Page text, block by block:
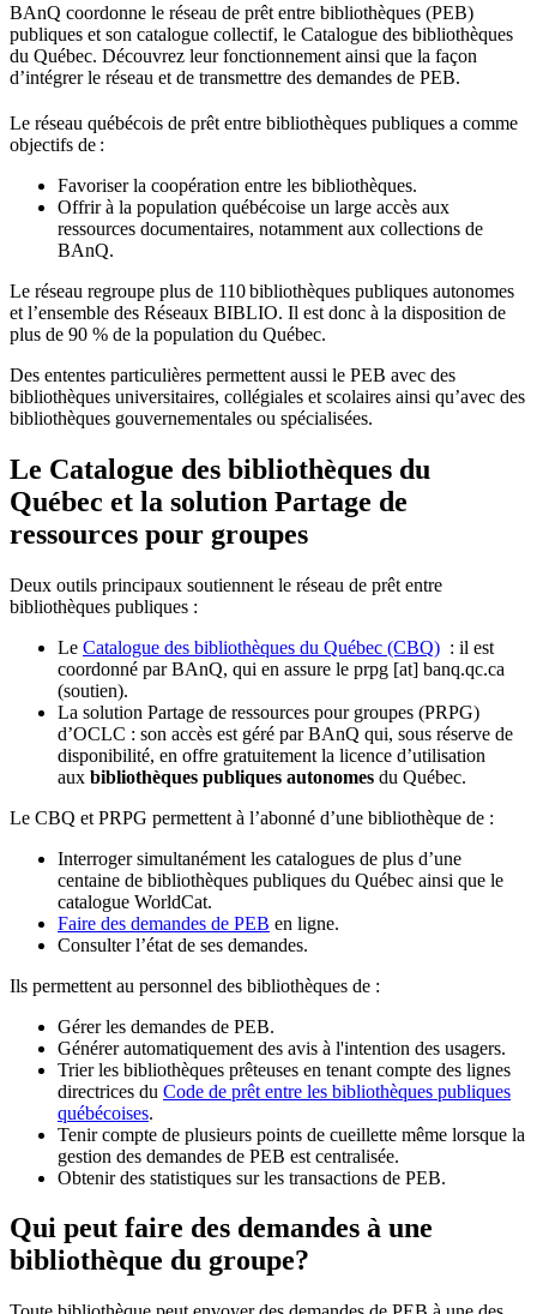
BAnQ coordonne le réseau de prêt entre bibliothèques (PEB)
publiques et son catalogue collectif, le Catalogue des bibliothèques
du Québec. Découvrez leur fonctionnement ainsi que la façon
d’intégrer le réseau et de transmettre des demandes de PEB.
Le réseau québécois de prêt entre bibliothèques publiques a comme
objectifs de :
Favoriser la coopération entre les bibliothèques.
Offrir à la population québécoise un large accès aux
ressources documentaires, notamment aux collections de
BAnQ.
Le réseau regroupe plus de 110bibliothèques publiques autonomes
et l’ensemble des Réseaux BIBLIO. Il est donc à la disposition de
plus de 90 % de la population du Québec.
Des ententes particulières permettent aussi le PEB avec des
bibliothèques universitaires, collégiales et scolaires ainsi qu’avec des
bibliothèques gouvernementales ou spécialisées.
Le Catalogue des bibliothèques du
Québec et la solution Partage de
ressources pour groupes
Deux outils principaux soutiennent le réseau de prêt entre
bibliothèques publiques :
Le Catalogue des bibliothèques du Québec (CBQ) : il est
coordonné par BAnQ, qui en assure le prpg [at] banq.qc.ca
(soutien).
La solution Partage de ressources pour groupes (PRPG)
d’OCLC : son accès est géré par BAnQ qui, sous réserve de
disponibilité, en offre gratuitement la licence d’utilisation
aux bibliothèques publiques autonomes du Québec.
Le CBQ et PRPG permettent à l’abonné d’une bibliothèque de :
Interroger simultanément les catalogues de plus d’une
centaine de bibliothèques publiques du Québec ainsi que le
catalogue WorldCat.
Faire des demandes de PEB en ligne.
Consulter l’état de ses demandes.
Ils permettent au personnel des bibliothèques de :
Gérer les demandes de PEB.
Générer automatiquement des avis à l'intention des usagers.
Trier les bibliothèques prêteuses en tenant compte des lignes
directrices du Code de prêt entre les bibliothèques publiques
québécoises.
Tenir compte de plusieurs points de cueillette même lorsque la
gestion des demandes de PEB est centralisée.
Obtenir des statistiques sur les transactions de PEB.
Qui peut faire des demandes à une
bibliothèque du groupe?